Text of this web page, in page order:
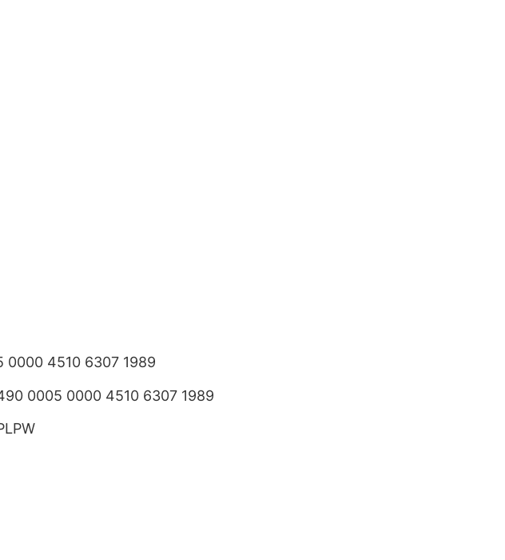
0000 4510 6307 1989
0005 0000 4510 6307 1989